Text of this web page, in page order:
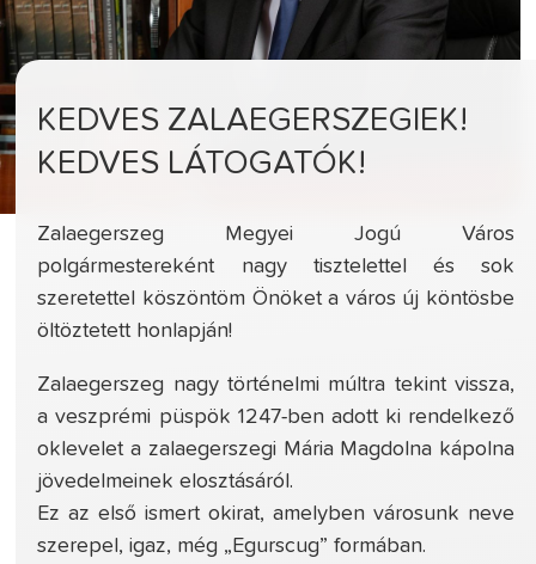
KEDVES ZALAEGERSZEGIEK!
KEDVES LÁTOGATÓK!
Zalaegerszeg Megyei Jogú Város
polgármestereként nagy tisztelettel és sok
szeretettel köszöntöm Önöket a város új köntösbe
öltöztetett honlapján!
Zalaegerszeg nagy történelmi múltra tekint vissza,
a veszprémi püspök 1247-ben adott ki rendelkező
oklevelet a zalaegerszegi Mária Magdolna kápolna
jövedelmeinek elosztásáról.
Ez az első ismert okirat, amelyben városunk neve
szerepel, igaz, még „Egurscug” formában.